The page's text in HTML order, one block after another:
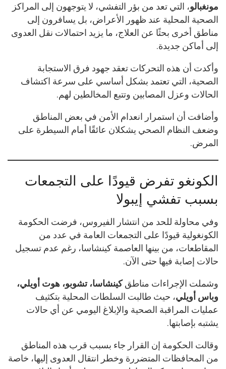
مونغبالو، التي تعد من بؤر التفشي، لا يتوجهون إلى المراكز
الصحية المحلية عند ظهور الأعراض، بل يسافرون إلى
مناطق أخرى بحثًا عن العلاج، ما يزيد احتمالات نقل العدوى
إلى أماكن جديدة.
وأكدت أن هذه التحركات تعقد جهود فرق الاستجابة
الصحية، التي تعتمد بشكل أساسي على سرعة اكتشاف
الحالات وعزل المصابين وتتبع المخالطين لهم.
وأضافت أن استمرار انعدام الأمن في بعض المناطق
وضعف النظام الصحي يشكلان عائقًا أمام السيطرة على
المرض.
الكونغو تفرض قيودًا على التجمعات
بسبب تفشي إيبولا
وفي محاولة للحد من انتشار الفيروس، فرضت الحكومة
الكونغولية قيودًا على التجمعات العامة في عدد من
المقاطعات، من بينها العاصمة كينشاسا، رغم عدم تسجيل
حالات إصابة فيها حتى الآن.
وشملت الإجراءات مناطقكينشاسا، تشوبو، هوت أويلي،
وباس أويلي، حيث طالبت السلطات المحلية بتكثيف
عمليات المراقبة الصحية والإبلاغ اليومي عن أي حالات
يشتبه بإصابتها.
وقالت الحكومة إن القرار جاء بسبب قرب هذه المناطق
من المحافظات المتضررة وخطر انتقال العدوى إليها، خاصة